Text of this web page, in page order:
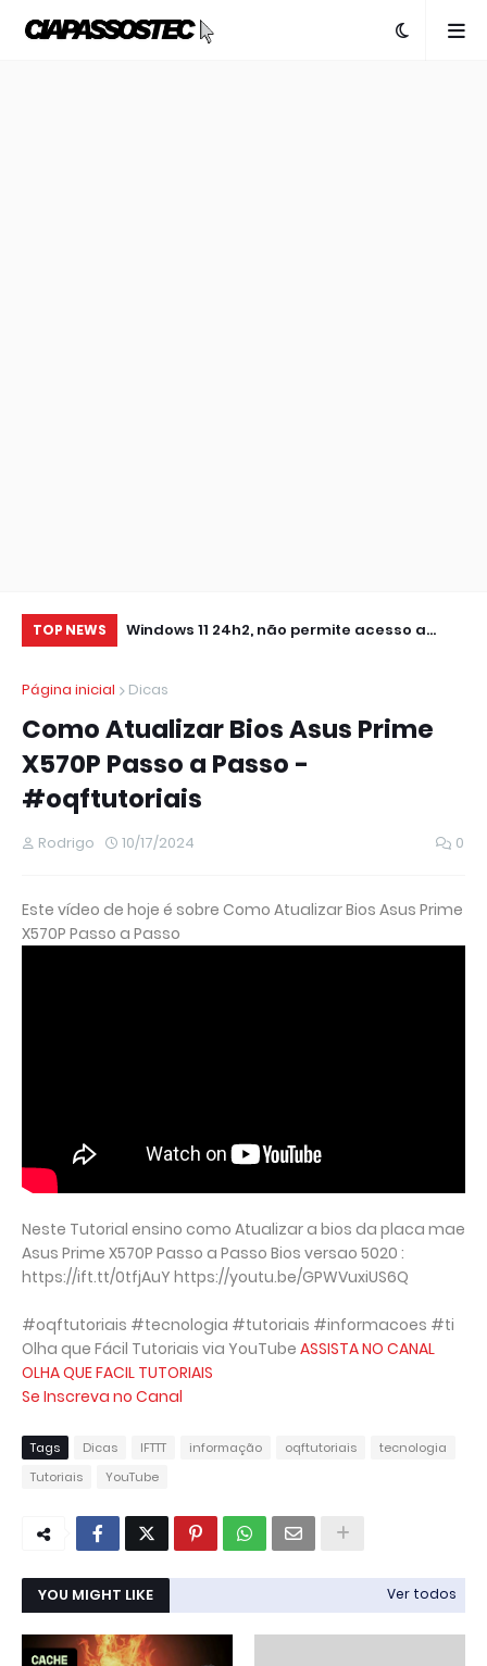
TOP NEWS
IMPRESSORA
Windows 11 24h2, não permite acesso a
outros
Página inicial
Dicas
Como Atualizar Bios Asus Prime
X570P Passo a Passo -
#oqftutoriais
Rodrigo 10/17/2024 0
Este vídeo de hoje é sobre Como Atualizar Bios Asus Prime
X570P Passo a Passo
Neste Tutorial ensino como Atualizar a bios da placa mae
Asus Prime X570P Passo a Passo Bios versao 5020 :
https://ift.tt/0tfjAuY https://youtu.be/GPWVuxiUS6Q
#oqftutoriais #tecnologia #tutoriais #informacoes #ti
Olha que Fácil Tutoriais via YouTube ASSISTA NO CANAL
OLHA QUE FACIL TUTORIAIS
Se Inscreva no Canal
Tags Dicas IFTTT informação oqftutoriais
tecnologia
Tutoriais
YouTube
YOU MIGHT LIKE Ver todos